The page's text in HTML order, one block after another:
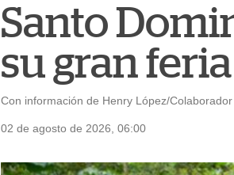
Santo
su gran
Con información de Henry López/Colaborador
02 de agosto de 2026, 06:00